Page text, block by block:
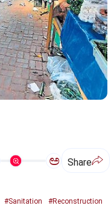
ಅ Share
#Sanitation
#Reconstruction